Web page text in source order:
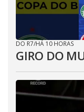
DO R7/HÁ 10 HORAS
GIRO DO